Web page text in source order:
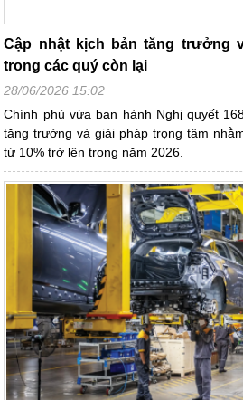
Cập nhật kịch bản tăng trưởng
trong các quý còn lại
28/06/2026 15:02
Chính phủ vừa ban hành Nghị quyết
tăng trưởng và giải pháp trọng tâm
từ 10% trở lên trong năm 2026.